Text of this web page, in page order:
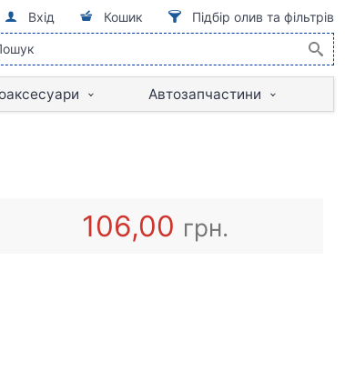
Вхід Кошик Підбір олив та фільтрів
Автозапчастини
106,00 грн.